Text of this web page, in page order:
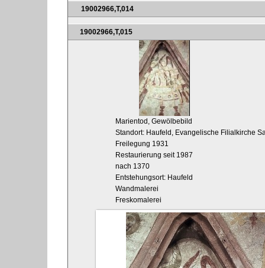
19002966,T,014
19002966,T,015
Marientod, Gewölbebild
Standort: Haufeld, Evangelische Filialkirche
Freilegung 1931
Restaurierung seit 1987
nach 1370
Entstehungsort: Haufeld
Wandmalerei
Freskomalerei